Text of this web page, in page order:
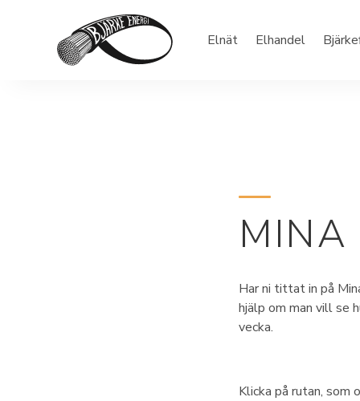
Elnät Elhandel
MINA
Har ni tittat in på
hjälp om man vill se
vecka.
Klicka på rutan, som